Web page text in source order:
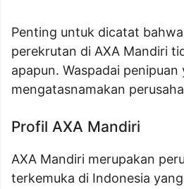
Penting untuk dicatat
perekrutan di AXA Mandiri
apapun. Waspadai penipuan
mengatasnamakan
Profil AXA Mandiri
AXA Mandiri merupakan
terkemuka di Indonesia